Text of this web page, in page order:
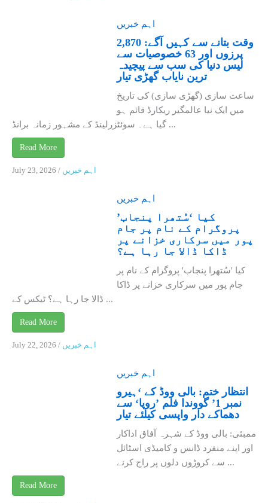
اہم خبریں
وقت بتانے سے کہیں آگے: 2,870
پرزوں اور 63 خصوصیات سے
لیس دنیا کی سب سے پیچیدہ
ترین نایاب گھڑی تیار
ساعت سازی (گھڑی سازی) کی تاریخ
میں ایک نیا عالمگیر ریکارڈ قائم ہو
گیا ہے۔ سوئٹزرلینڈ کے مشہور زمانہ برانڈ ...
Read More
July 23, 2026 / اہم خبریں
اہم خبریں
کیا ‘سُتھرا پنجاب’
پروگرام کے نام پر جام
پور میں سرکاری خزانے پر
ڈاکا ڈالا جا رہا ہے؟
کیا 'سُتھرا پنجاب' پروگرام کے نام پر
جام پور میں سرکاری خزانے پر ڈاکا
ڈالا جا رہا ہے؟ ٹیکس کے ...
Read More
July 22, 2026 / اہم خبریں
اہم خبریں
انتظار ختم: بالی ووڈ کے ‘ہیرو
نمبر 1’ گووندا فلم ’روپا‘ سے
دھماکے دار واپسی کیلئے تیار
ممبئی: بالی ووڈ کے شہرہ آفاق اداکار
اور اپنے منفرد ڈانس و کامیڈی اسٹائل
سے کروڑوں دلوں پر راج کرنے ...
Read More